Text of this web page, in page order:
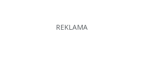
REKLAMA